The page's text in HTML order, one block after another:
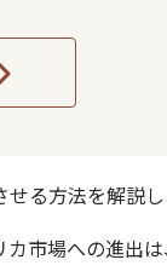
る方法を解説し
市場への進出